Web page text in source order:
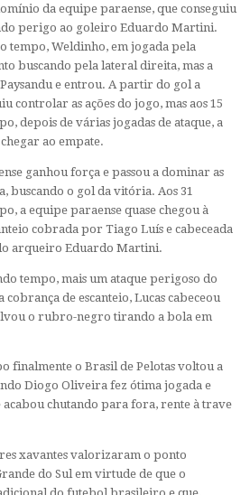
da equipe paraense, que conseguiu
perigo ao goleiro Eduardo Martini.
tempo, Weldinho, em jogada pela
buscando pela lateral direita, mas a
e entrou. A partir do gol a
controlar as ações do jogo, mas aos 15
depois de várias jogadas de ataque, a
ao empate.
ganhou força e passou a dominar as
buscando o gol da vitória. Aos 31
a equipe paraense quase chegou à
cobrada por Tiago Luís e cabeceada
arqueiro Eduardo Martini.
tempo, mais um ataque perigoso do
de escanteio, Lucas cabeceou
o rubro-negro tirando a bola em
finalmente o Brasil de Pelotas voltou a
Diogo Oliveira fez ótima jogada e
chutando para fora, rente à trave
xavantes valorizaram o ponto
do Sul em virtude de que o